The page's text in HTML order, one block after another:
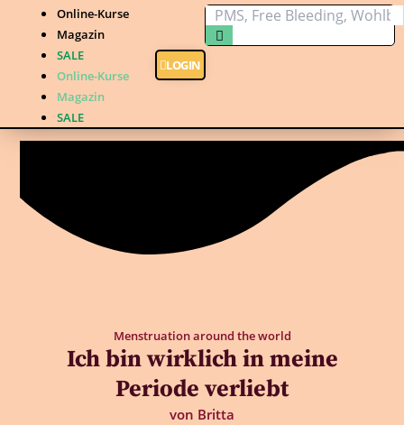
Online-Kurse
Magazin
SALE
Online-Kurse
Magazin
SALE
LOGIN
Menstruation around the world
Ich bin wirklich in meine
Periode verliebt
von Britta